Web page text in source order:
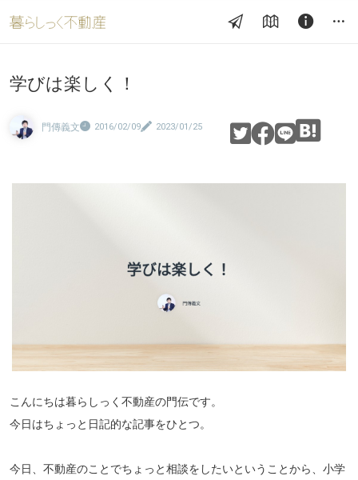
学びは楽しく！
門傳義文 2016/02/09 2023/01/25
こんにちは暮らしっく不動産の門伝です。
今日はちょっと日記的な記事をひとつ。
今日、不動産のことでちょっと相談をしたいということから、小学